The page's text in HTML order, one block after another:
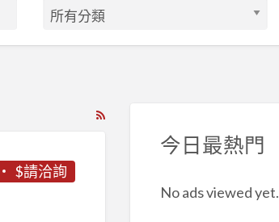
RSS
$請洽詢
今日最熱門
No ads viewed yet.